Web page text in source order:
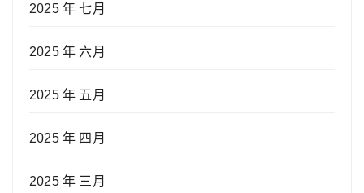
2025 年 七月
2025 年 六月
2025 年 五月
2025 年 四月
2025 年 三月